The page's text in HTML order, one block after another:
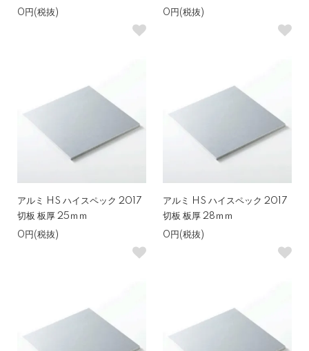
0円(税抜)
0円(税抜)
アルミ HS ハイスペック 2017
切板 板厚 25ｍｍ
0円(税抜)
アルミ HS ハイスペック 2017
切板 板厚 28ｍｍ
0円(税抜)